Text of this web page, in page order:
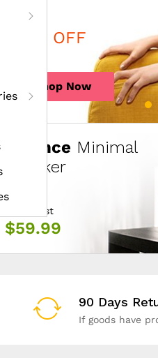
Discount
40% OFF
Shop Now
Price just
$49.99
Shop Now
Fluence Minimal
Speaker
Price Just
$59.99
90 Days
If goods have